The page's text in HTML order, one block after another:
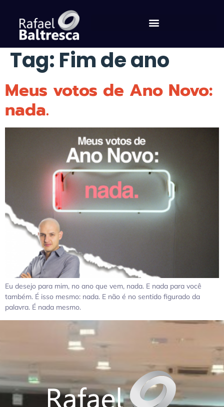
Tag: Fim de ano
Meus votos de Ano Novo:
nada.
Eu desejo para mim, no ano que vem, nada. E nada para você
também. É isso mesmo: nada. E não é no sentido figurado da
palavra. É nada mesmo.